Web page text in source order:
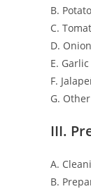
B.
C.
D.
E. Garlic
F.
G.
III.
A.
B.